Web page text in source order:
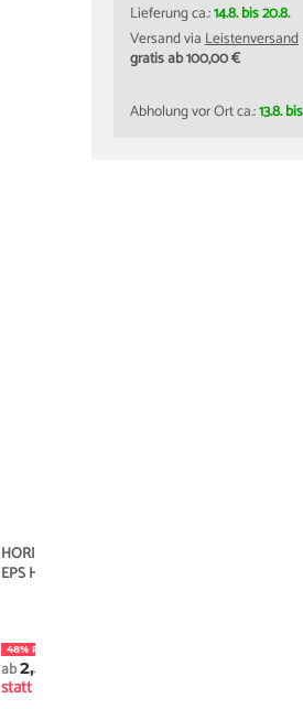
Lieferung ca.:14.8. bis 20.8.
Versand viaLeistenversand
gratis ab 100,00 €
Abholung vor Ort ca.:13.8.
HORI Kunststoff Sockelleiste
EPS Hamburger Profil weiß
48% Rabatt
ab2,59 €
statt